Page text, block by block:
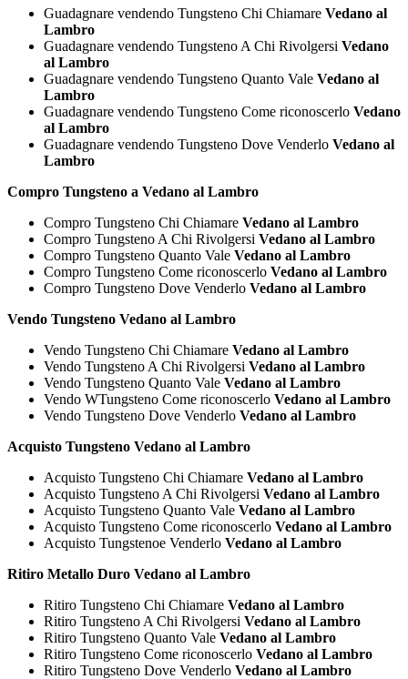
Guadagnare vendendo Tungsteno Chi Chiamare Vedano al
Lambro
Guadagnare vendendo Tungsteno A Chi Rivolgersi Vedano
al Lambro
Guadagnare vendendo Tungsteno Quanto Vale Vedano al
Lambro
Guadagnare vendendo Tungsteno Come riconoscerlo Vedano
al Lambro
Guadagnare vendendo Tungsteno Dove Venderlo Vedano al
Lambro
Compro Tungsteno a Vedano al Lambro
Compro Tungsteno Chi Chiamare Vedano al Lambro
Compro Tungsteno A Chi Rivolgersi Vedano al Lambro
Compro Tungsteno Quanto Vale Vedano al Lambro
Compro Tungsteno Come riconoscerlo Vedano al Lambro
Compro Tungsteno Dove Venderlo Vedano al Lambro
Vendo Tungsteno Vedano al Lambro
Vendo Tungsteno Chi Chiamare Vedano al Lambro
Vendo Tungsteno A Chi Rivolgersi Vedano al Lambro
Vendo Tungsteno Quanto Vale Vedano al Lambro
Vendo WTungsteno Come riconoscerlo Vedano al Lambro
Vendo Tungsteno Dove Venderlo Vedano al Lambro
Acquisto Tungsteno Vedano al Lambro
Acquisto Tungsteno Chi Chiamare Vedano al Lambro
Acquisto Tungsteno A Chi Rivolgersi Vedano al Lambro
Acquisto Tungsteno Quanto Vale Vedano al Lambro
Acquisto Tungsteno Come riconoscerlo Vedano al Lambro
Acquisto Tungstenoe Venderlo Vedano al Lambro
Ritiro Metallo Duro Vedano al Lambro
Ritiro Tungsteno Chi Chiamare Vedano al Lambro
Ritiro Tungsteno A Chi Rivolgersi Vedano al Lambro
Ritiro Tungsteno Quanto Vale Vedano al Lambro
Ritiro Tungsteno Come riconoscerlo Vedano al Lambro
Ritiro Tungsteno Dove Venderlo Vedano al Lambro